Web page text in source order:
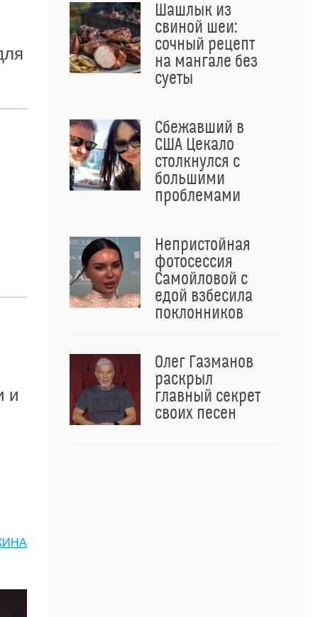
и
Шашлык из
свиной шеи:
сочный рецепт
на мангале без
суеты
Сбежавший в
США Цекало
столкнулся с
большими
проблемами
Непристойная
фотосессия
Самойловой с
едой взбесила
поклонников
Олег Газманов
раскрыл
главный секрет
своих песен